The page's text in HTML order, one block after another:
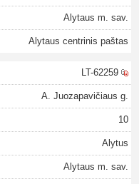
Alytaus m. sav.
Alytaus centrinis paštas
LT-62259
A. Juozapavičiaus g.
10
Alytus
Alytaus m. sav.